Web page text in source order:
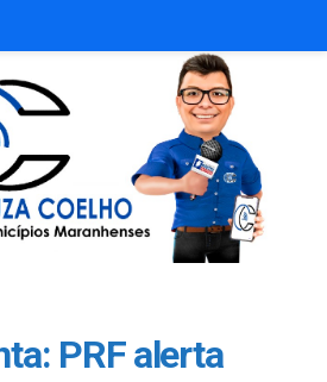
PRF alerta